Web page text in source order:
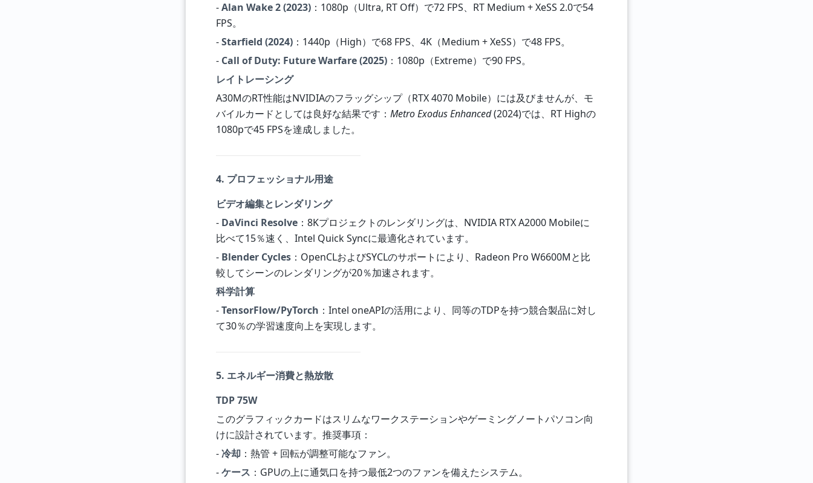
-Alan Wake 2 (2023) ：1080p（Ultra, RT Off）で72 FPS、RT Medium + XeSS 2.0で54
FPS。
-Starfield (2024) ：1440p（High）で68 FPS、4K（Medium + XeSS）で48 FPS。
- Call of Duty: Future Warfare (2025) ：1080p（Extreme）で90 FPS。
レイトレーシング
A30MのRT性能はNVIDIAのフラッグシップ（RTX 4070 Mobile）には及びませんが、モ
バイルカードとしては良好な結果です： Metro Exodus Enhanced(2024)では、RT Highの
1080pで45 FPSを達成しました。
4. プロフェッショナル用途
ビデオ編集とレンダリング
- DaVinci Resolve ：8Kプロジェクトのレンダリングは、NVIDIA RTX A2000 Mobileに
比べて15％速く、Intel Quick Syncに最適化されています。
- Blender Cycles ：OpenCLおよびSYCLのサポートにより、Radeon Pro W6600Mと比
較してシーンのレンダリングが20％加速されます。
科学計算
-TensorFlow/PyTorch ：Intel oneAPIの活用により、同等のTDPを持つ競合製品に対し
て30％の学習速度向上を実現します。
5. エネルギー消費と熱放散
TDP 75W
このグラフィックカードはスリムなワークステーションやゲーミングノートパソコン向
けに設計されています。推奨事項：
-冷却 ：熱管 + 回転が調整可能なファン。
-ケース ：GPUの上に通気口を持つ最低2つのファンを備えたシステム。